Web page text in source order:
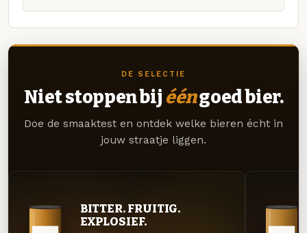
DE SELECTIE
Niet stoppen bij ééngoed bier.
Doe de smaaktest en ontdek welke bieren écht in
jouw straatje liggen.
BITTER. FRUITIG.
EXPLOSIEF.